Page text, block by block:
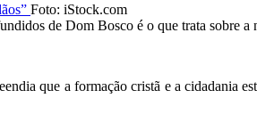
Foto: iStock.com
de Dom Bosco é o que trata sobre a
que a formação cristã e a cidadania